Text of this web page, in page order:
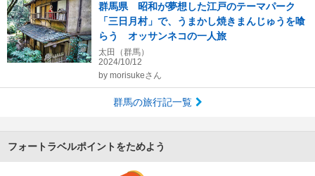
群馬県 昭和が夢想した江戸のテーマパーク
「三日月村」で、うまかし焼きまんじゅうを喰
らう オッサンネコの一人旅
太田（群馬）
2024/10/12
by morisukeさん
群馬の旅行記一覧
フォートラベルポイントをためよう